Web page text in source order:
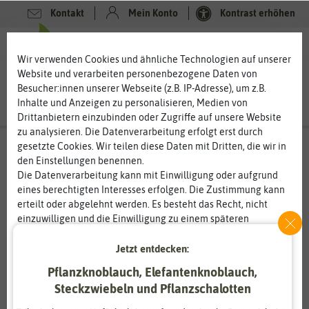
Kontakt Mein Konto Kontrast erhöhen
Wir verwenden Cookies und ähnliche Technologien auf unserer
Website und verarbeiten personenbezogene Daten von
Besucher:innen unserer Webseite (z.B. IP-Adresse), um z.B.
Inhalte und Anzeigen zu personalisieren, Medien von
Drittanbietern einzubinden oder Zugriffe auf unsere Website
zu analysieren. Die Datenverarbeitung erfolgt erst durch
gesetzte Cookies. Wir teilen diese Daten mit Dritten, die wir in
den Einstellungen benennen.
Die Datenverarbeitung kann mit Einwilligung oder aufgrund
eines berechtigten Interesses erfolgen. Die Zustimmung kann
erteilt oder abgelehnt werden. Es besteht das Recht, nicht
einzuwilligen und die Einwilligung zu einem späteren
Informationen zur Verwendung personenbezogener Daten und
Essenziell Statistik
Jetzt entdecken:
Pflanzknoblauch, Elefantenknoblauch,
Steckzwiebeln und Pflanzschalotten